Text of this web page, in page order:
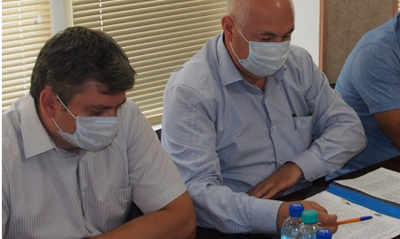
Владикавказ
Распоряжения, постановления Кадровая
ОРВ и экспертиза НПА Контактная
Оценка деятельности органов
местного самоуправления
Списки граждан,
учете в
улучшении
г. Владикавказ